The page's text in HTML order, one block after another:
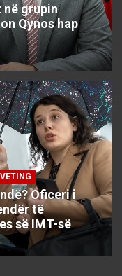
grupin
Qynos hap
VETING
Oficeri i
të
së IMT-së